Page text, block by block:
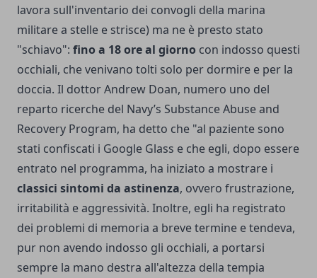
lavora sull'inventario dei convogli della marina
militare a stelle e strisce) ma ne è presto stato
"schiavo": fino a 18 ore al giorno con indosso questi
occhiali, che venivano tolti solo per dormire e per la
doccia. Il dottor Andrew Doan, numero uno del
reparto ricerche del Navy’s Substance Abuse and
Recovery Program, ha detto che "al paziente sono
stati confiscati i Google Glass e che egli, dopo essere
entrato nel programma, ha iniziato a mostrare i
classici sintomi da astinenza, ovvero frustrazione,
irritabilità e aggressività. Inoltre, egli ha registrato
dei problemi di memoria a breve termine e tendeva,
pur non avendo indosso gli occhiali, a portarsi
sempre la mano destra all'altezza della tempia